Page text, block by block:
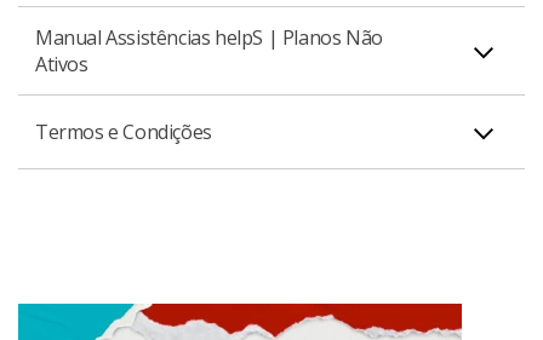
Manual Assistências helpS | Planos Não
Ativos
Termos e Condições